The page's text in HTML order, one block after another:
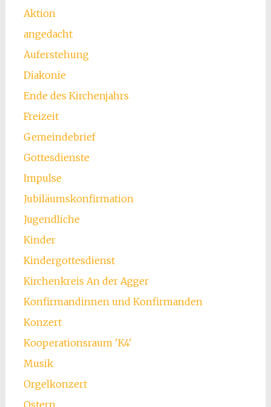
Aktion
angedacht
Auferstehung
Diakonie
Ende des Kirchenjahrs
Freizeit
Gemeindebrief
Gottesdienste
Impulse
Jubiläumskonfirmation
Jugendliche
Kinder
Kindergottesdienst
Kirchenkreis An der Agger
Konfirmandinnen und Konfirmanden
Konzert
Kooperationsraum 'K4'
Musik
Orgelkonzert
Ostern